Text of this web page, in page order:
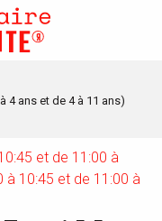
4 ans et de 4 à 11 ans)
et de 11:00 à
à 10:45 et de 11:00 à